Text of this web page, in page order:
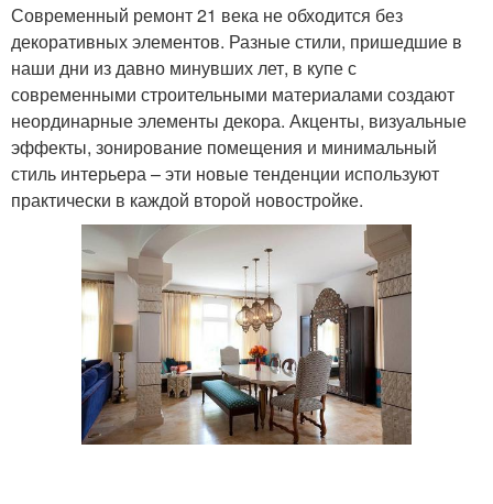
Современный ремонт 21 века не обходится без
декоративных элементов. Разные стили, пришедшие в
наши дни из давно минувших лет, в купе с
современными строительными материалами создают
неординарные элементы декора. Акценты, визуальные
эффекты, зонирование помещения и минимальный
стиль интерьера – эти новые тенденции используют
практически в каждой второй новостройке.